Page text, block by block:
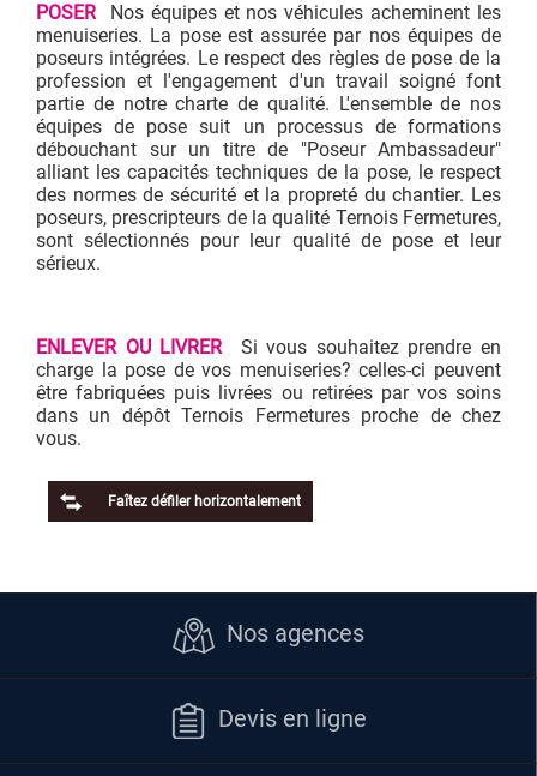
POSER
Nos équipes et nos véhicules acheminent les
menuiseries. La pose est assurée par nos équipes de
poseurs intégrées. Le respect des règles de pose de la
profession et l'engagement d'un travail soigné font
partie de notre charte de qualité. L'ensemble de nos
équipes de pose suit un processus de formations
débouchant sur un titre de "Poseur Ambassadeur"
alliant les capacités techniques de la pose, le respect
des normes de sécurité et la propreté du chantier. Les
poseurs, prescripteurs de la qualité Ternois Fermetures,
sont sélectionnés pour leur qualité de pose et leur
sérieux.
ENLEVER OU LIVRER Si vous souhaitez prendre en
charge la pose de vos menuiseries? celles-ci peuvent
être fabriquées puis livrées ou retirées par vos soins
dans un dépôt Ternois Fermetures proche de chez
vous.
Faîtez défiler horizontalement
Nos agences
Devis en ligne